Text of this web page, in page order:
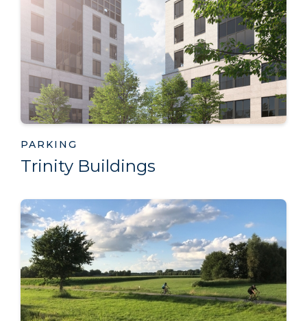
PARKING
Trinity Buildings